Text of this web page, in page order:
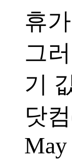
휴
그
기
닷
May